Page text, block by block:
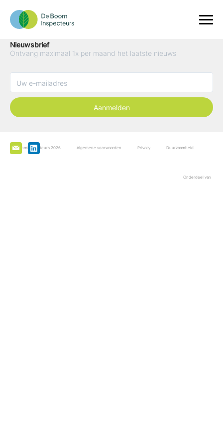
Nieuwsbrief
Ontvang maximaal 1x per maand het laatste nieuws
Aanmelden
De Boominspecteurs 2026 Algemene voorwaarden Privacy Duurzaamheid
Onderdeel van